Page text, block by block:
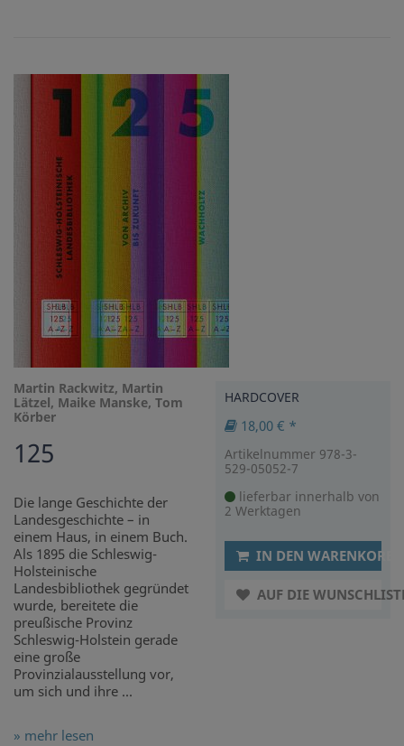
Martin Rackwitz, Martin
Lätzel, Maike Manske, Tom
Körber
125
Die lange Geschichte der
Landesgeschichte – in
einem Haus, in einem Buch.
Als 1895 die Schleswig-
Holsteinische
Landesbibliothek gegründet
wurde, bereitete die
preußische Provinz
Schleswig-Holstein gerade
eine große
Provinzialausstellung vor,
um sich und ihre ...
» mehr lesen
HARDCOVER
18,00 € *
Artikelnummer 978-3-
529-05052-7
lieferbar innerhalb von
2 Werktagen
IN DEN WARENKORB
AUF DIE